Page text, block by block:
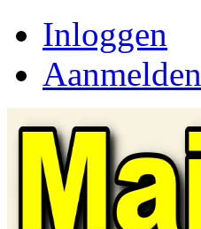
Inloggen
Aanmelden